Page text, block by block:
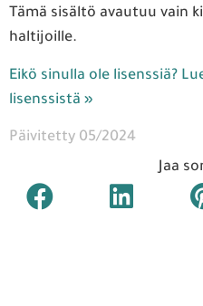
Tämä sisältö avautuu vain
haltijoille.
Eikö sinulla ole lisenssiä?
lisenssistä »
Päivitetty 05/2024
Jaa